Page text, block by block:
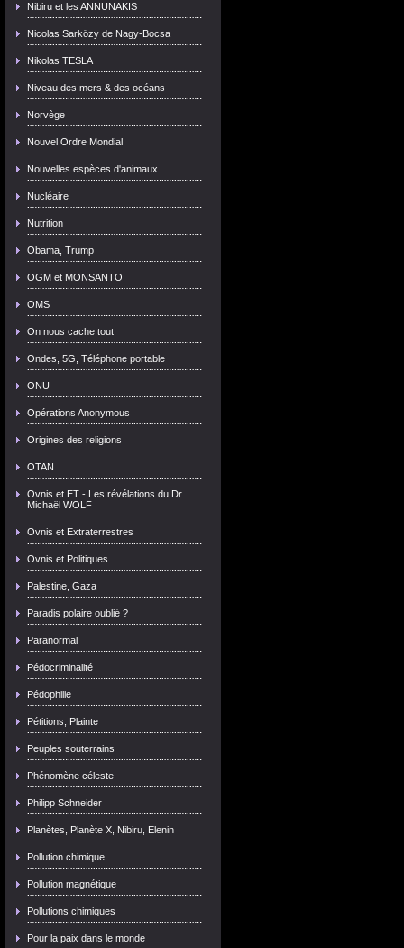
Nibiru et les ANNUNAKIS
Nicolas Sarközy de Nagy-Bocsa
Nikolas TESLA
Niveau des mers & des océans
Norvège
Nouvel Ordre Mondial
Nouvelles espèces d'animaux
Nucléaire
Nutrition
Obama, Trump
OGM et MONSANTO
OMS
On nous cache tout
Ondes, 5G, Téléphone portable
ONU
Opérations Anonymous
Origines des religions
OTAN
Ovnis et ET - Les révélations du Dr
Michaël WOLF
Ovnis et Extraterrestres
Ovnis et Politiques
Palestine, Gaza
Paradis polaire oublié ?
Paranormal
Pédocriminalité
Pédophilie
Pétitions, Plainte
Peuples souterrains
Phénomène céleste
Philipp Schneider
Planètes, Planète X, Nibiru, Elenin
Pollution chimique
Pollution magnétique
Pollutions chimiques
Pour la paix dans le monde